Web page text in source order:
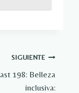
SIGUIENTE
198: Belleza
inclusiva: